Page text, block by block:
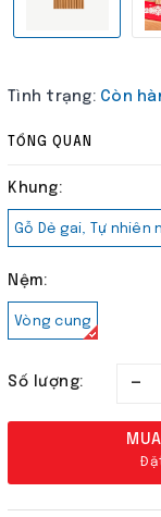
Tình trạng: Còn
TỔNG QUAN
Khung:
Gỗ Dẻ gai, Tự nhiên
Nệm:
Vòng cung
Số lượng: –